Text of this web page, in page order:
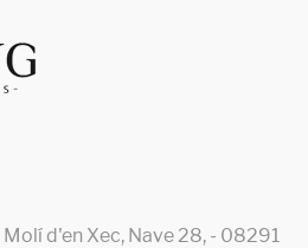
Molí d'en Xec, Nave 28, - 08291